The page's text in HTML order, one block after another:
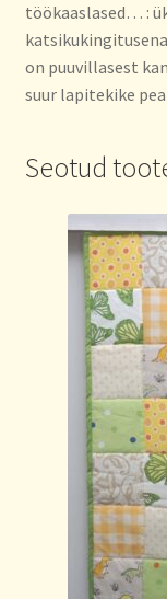
töökaaslased… :
on puuvillasest
suur lapitekike
Seotud